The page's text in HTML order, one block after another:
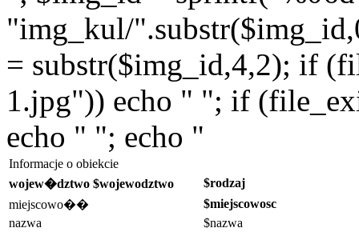
"img_kul/
= substr($img_id,4,2); if
1.jpg")) echo " "; if
echo " "; echo "
Informacje o obiekcie
wojew�dztwo $wojewodztwo
$rodzaj
miejscowo��
$miejscowosc
nazwa
$nazwa